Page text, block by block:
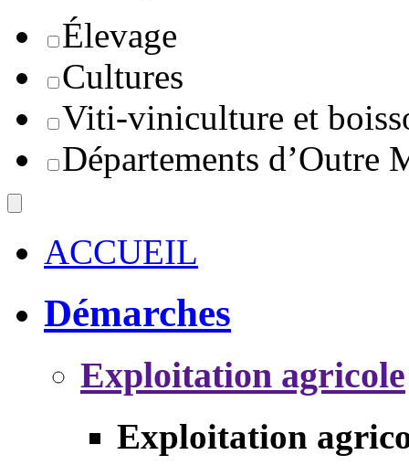
Élevage
Cultures
Viti-viniculture et
Départements d’Outre
ACCUEIL
Démarches
Exploitation agricole
Exploitation